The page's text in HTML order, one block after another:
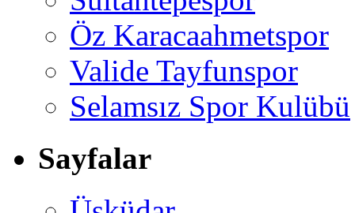
Öz Karacaahmetspor
Valide Tayfunspor
Selamsız Spor Kulübü
Sayfalar